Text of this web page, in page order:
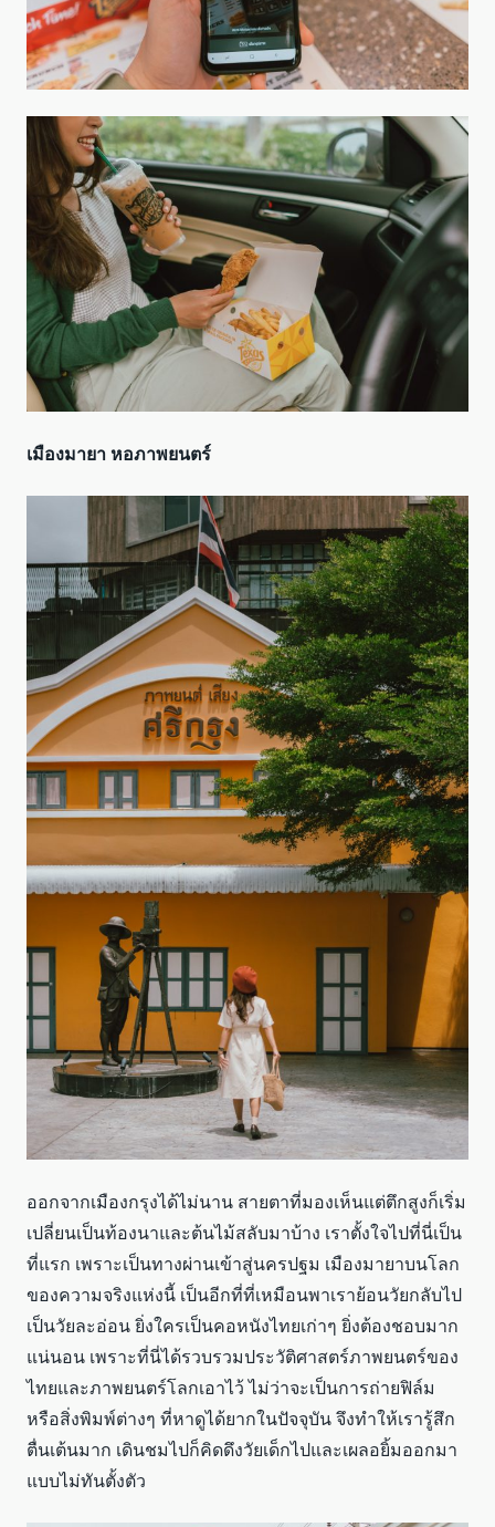
เมืองมายา หอภาพยนตร์
ออกจากเมืองกรุงได้ไม่นาน สายตาที่มองเห็นแต่ตึกสูงก็เริ่ม
เปลี่ยนเป็นท้องนาและต้นไม้สลับมาบ้าง เราตั้งใจไปที่นี่เป็น
ที่แรก เพราะเป็นทางผ่านเข้าสู่นครปฐม เมืองมายาบนโลก
ของความจริงแห่งนี้ เป็นอีกที่ที่เหมือนพาเราย้อนวัยกลับไป
เป็นวัยละอ่อน ยิ่งใครเป็นคอหนังไทยเก่าๆ ยิ่งต้องชอบมาก
แน่นอน เพราะที่นี่ได้รวบรวมประวัติศาสตร์ภาพยนตร์ของ
ไทยและภาพยนตร์โลกเอาไว้ ไม่ว่าจะเป็นการถ่ายฟิล์ม
หรือสิ่งพิมพ์ต่างๆ ที่หาดูได้ยากในปัจจุบัน จึงทำให้เรารู้สึก
ตื่นเต้นมาก เดินชมไปก็คิดดึงวัยเด็กไปและเผลอยิ้มออกมา
แบบไม่ทันตั้งตัว